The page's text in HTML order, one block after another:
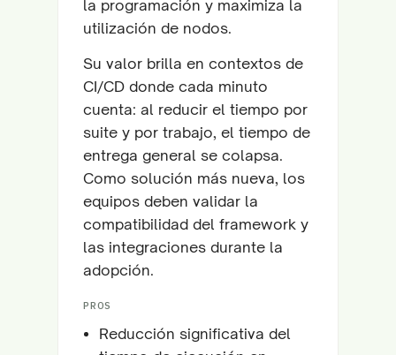
la programación y maximiza la
utilización de nodos.
Su valor brilla en contextos de
CI/CD donde cada minuto
cuenta: al reducir el tiempo por
suite y por trabajo, el tiempo de
entrega general se colapsa.
Como solución más nueva, los
equipos deben validar la
compatibilidad del framework y
las integraciones durante la
adopción.
PROS
Reducción significativa del